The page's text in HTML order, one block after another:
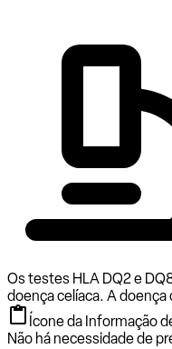
Os testes HLA DQ2 e
doença celíaca. A
Ícone da Informação
Não há necessidade de